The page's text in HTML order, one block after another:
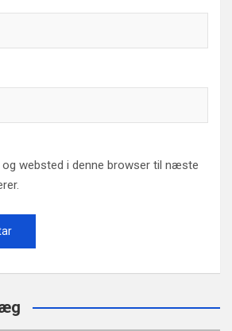
og websted i denne browser til næste